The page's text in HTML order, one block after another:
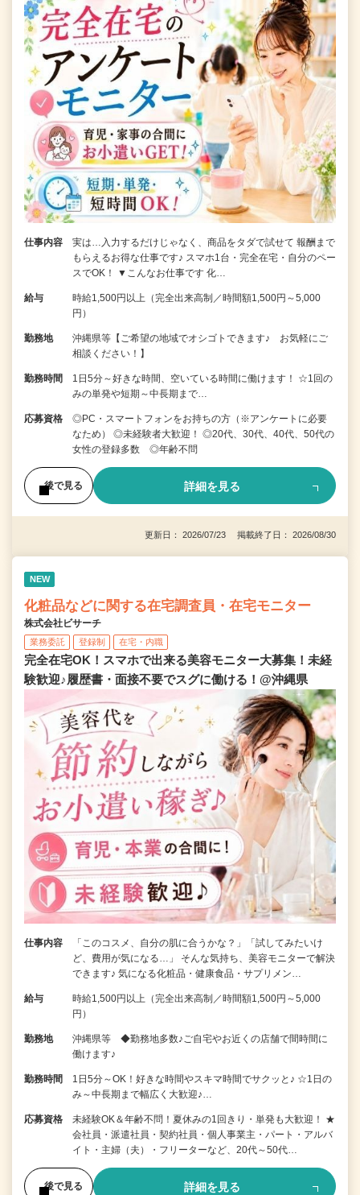
仕事内容
実は…入力するだけじゃなく、商品をタダで試せて 報酬まで
もらえるお得な仕事です♪ スマホ1台・完全在宅・自分のペー
スでOK！ ▼こんなお仕事です 化…
給与
時給1,500円以上（完全出来高制／時間額1,500円～5,000
円）
勤務地
沖縄県等【ご希望の地域でオシゴトできます♪ お気軽にご
相談ください！】
勤務時間
1日5分～好きな時間、空いている時間に働けます！ ☆1回の
みの単発や短期～中長期まで…
応募資格
◎PC・スマートフォンをお持ちの方（※アンケートに必要
なため） ◎未経験者大歓迎！ ◎20代、30代、40代、50代の
女性の登録多数 ◎年齢不問
後で見る 詳細を見る
更新日： 2026/07/23 掲載終了日： 2026/08/30
NEW
化粧品などに関する在宅調査員・在宅モニター
株式会社ビサーチ
業務委託 登録制 在宅・内職
完全在宅OK！スマホで出来る美容モニター大募集！未経
験歓迎♪履歴書・面接不要でスグに働ける！@沖縄県
仕事内容
「このコスメ、自分の肌に合うかな？」「試してみたいけ
ど、費用が気になる…」 そんな気持ち、美容モニターで解決
できます♪ 気になる化粧品・健康食品・サプリメン…
給与
時給1,500円以上（完全出来高制／時間額1,500円～5,000
円）
勤務地
沖縄県等 ◆勤務地多数♪ご自宅やお近くの店舗で間時間に
働けます♪
勤務時間
1日5分～OK！好きな時間やスキマ時間でサクッと♪ ☆1日の
み～中長期まで幅広く大歓迎♪…
応募資格
未経験OK＆年齢不問！夏休みの1回きり・単発も大歓迎！ ★
会社員・派遣社員・契約社員・個人事業主・パート・アルバ
イト・主婦（夫）・フリーターなど、20代～50代…
後で見る 詳細を見る